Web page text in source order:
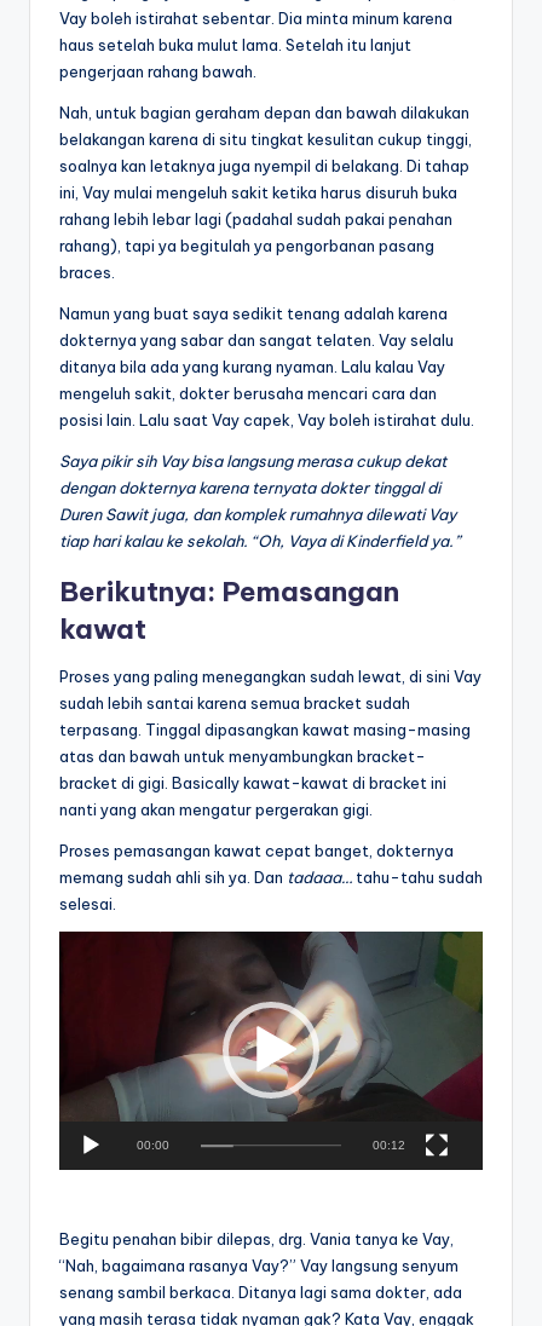
Vay boleh istirahat sebentar. Dia minta minum karena
haus setelah buka mulut lama. Setelah itu lanjut
pengerjaan rahang bawah.
Nah, untuk bagian geraham depan dan bawah dilakukan
belakangan karena di situ tingkat kesulitan cukup tinggi,
soalnya kan letaknya juga nyempil di belakang. Di tahap
ini, Vay mulai mengeluh sakit ketika harus disuruh buka
rahang lebih lebar lagi (padahal sudah pakai penahan
rahang), tapi ya begitulah ya pengorbanan pasang
braces.
Namun yang buat saya sedikit tenang adalah karena
dokternya yang sabar dan sangat telaten. Vay selalu
ditanya bila ada yang kurang nyaman. Lalu kalau Vay
mengeluh sakit, dokter berusaha mencari cara dan
posisi lain. Lalu saat Vay capek, Vay boleh istirahat dulu.
Saya pikir sih Vay bisa langsung merasa cukup dekat
dengan dokternya karena ternyata dokter tinggal di
Duren Sawit juga, dan komplek rumahnya dilewati Vay
tiap hari kalau ke sekolah. “Oh, Vaya di Kinderfield ya.”
Berikutnya: Pemasangan
kawat
Proses yang paling menegangkan sudah lewat, di sini Vay
sudah lebih santai karena semua bracket sudah
terpasang. Tinggal dipasangkan kawat masing-masing
atas dan bawah untuk menyambungkan bracket-
bracket di gigi. Basically kawat-kawat di bracket ini
nanti yang akan mengatur pergerakan gigi.
Proses pemasangan kawat cepat banget, dokternya
memang sudah ahli sih ya. Dan tadaaa… tahu-tahu sudah
selesai.
l
00:00 00:12
Begitu penahan bibir dilepas, drg. Vania tanya ke Vay,
“Nah, bagaimana rasanya Vay?” Vay langsung senyum
senang sambil berkaca. Ditanya lagi sama dokter, ada
yang masih terasa tidak nyaman gak? Kata Vay, enggak